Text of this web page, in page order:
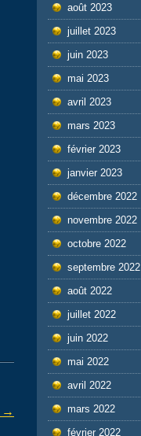
→
août 2023
juillet 2023
juin 2023
mai 2023
avril 2023
mars 2023
février 2023
janvier 2023
décembre 2022
novembre 2022
octobre 2022
septembre 2022
août 2022
juillet 2022
juin 2022
mai 2022
avril 2022
mars 2022
février 2022